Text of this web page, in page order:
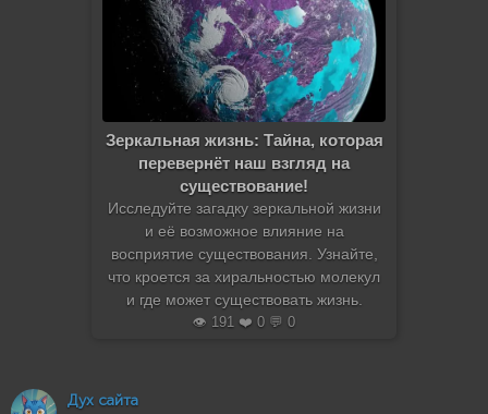
Зеркальная жизнь: Тайна, которая
перевернёт наш взгляд на
существование!
Исследуйте загадку зеркальной жизни
и её возможное влияние на
восприятие существования. Узнайте,
что кроется за хиральностью молекул
и где может существовать жизнь.
👁️ 191 ❤️ 0 💬 0
Дух сайта